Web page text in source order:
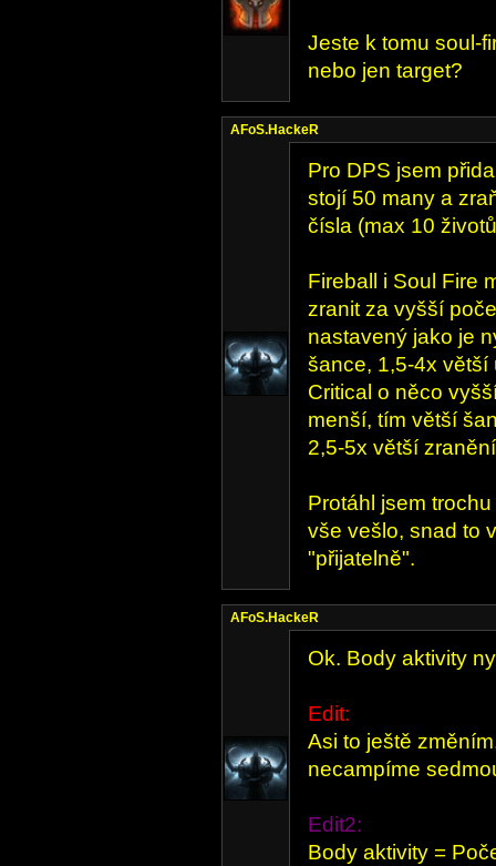
Jeste k tomu soul-
nebo jen target?
AFoS.HackeR
Pro DPS jsem
stojí 50 many a
čísla (max 10
Fireball i Soul Fire
zranit za vyšší
nastavený jako je
šance, 1,5-4x větší
Critical o něco
menší, tím větší
2,5-5x větší
Protáhl jsem
vše vešlo, snad to
"přijatelně".
AFoS.HackeR
Ok. Body aktivity
Edit:
Asi to ještě
necampíme
Edit2:
Body aktivity =